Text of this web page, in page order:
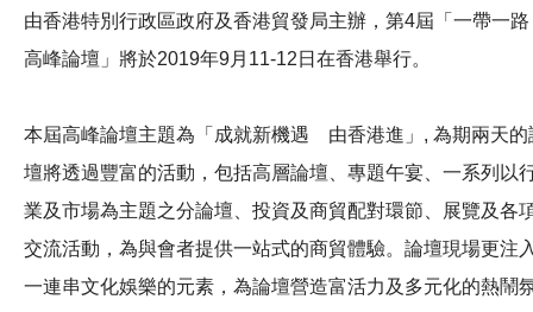
科技分享
會籍
由香港特別行政區政府及香港貿發局主辦，第4屆「一帶一路
高峰論壇」將於2019年9月11-12日在香港舉行。
本屆高峰論壇主題為「成就新機遇 由香港進」, 為期兩天的
壇將透過豐富的活動，包括高層論壇、專題午宴、一系列以
業及市場為主題之分論壇、投資及商貿配對環節、展覽及各
交流活動，為與會者提供一站式的商貿體驗。論壇現場更注
一連串文化娛樂的元素，為論壇營造富活力及多元化的熱鬧